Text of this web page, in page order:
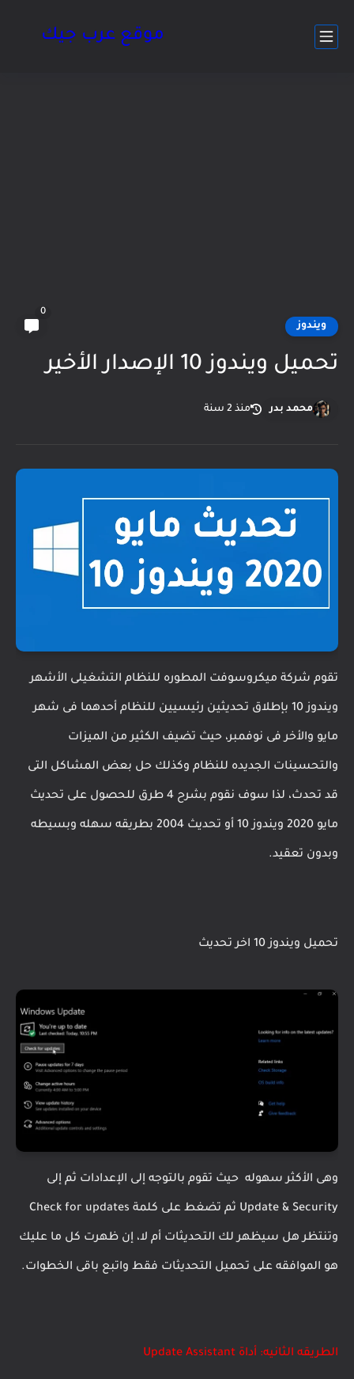
موقع عرب جيك
ويندوز
0
تحميل ويندوز 10 الإصدار الأخير
محمد بدر منذ 2 سنة
تقوم شركة ميكروسوفت المطوره للنظام التشغيلى الأشهر
ويندوز 10 بإطلاق تحديثين رئيسيين للنظام أحدهما فى شهر
مايو والأخر فى نوفمبر، حيث تضيف الكثير من الميزات
والتحسينات الجديده للنظام وكذلك حل بعض المشاكل التى
قد تحدث، لذا سوف نقوم بشرح
وبدون تعقيد.
تحميل ويندوز 10 اخر تحديث
وهى الأكثر سهوله حيث تقوم بالتوجه إلى الإعدادات ثم إلى
Update & Security ثم تضغط على كلمة Check for updates
وتنتظر هل سيظهر لك التحديثات أم لا، إن ظهرت كل ما عليك
هو الموافقه على تحميل التحديثات فقط واتبع باقى الخطوات.
الطريقه الثانيه: أداة Update Assistant